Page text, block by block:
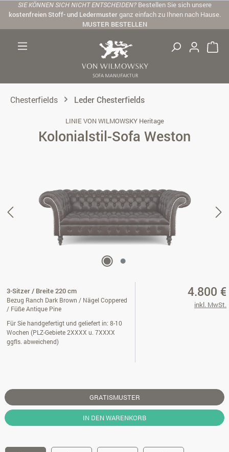
Zum Hauptinhalt springen
SIE KÖNNEN SICH NICHT ENTSCHEIDEN? Bestellen Sie sich unsere
kostenfreien Stoff- und Ledermusterganz einfach zu Ihnen nach Hause.
MUSTER BESTELLEN
Chesterfields Leder Chesterfields
LINIE VON WILMOWSKY Heritage
Kolonialstil-Sofa Weston
3-Sitzer / Breite 220 cm
Bezug Ranch Dark Brown / Nägel Coppered
/ Füße Antique Pine
Für Sie handgefertigt und geliefert in: 8-10
Wochen (PLZ-Gebiete 2XXXX u. 7XXXX
ggfls. abweichend)
4.800 €
inkl. MwSt.
GRATISMUSTER
IN DEN WARENKORB